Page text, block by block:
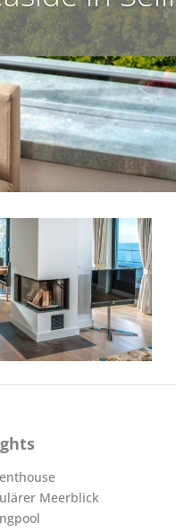
Meerblick